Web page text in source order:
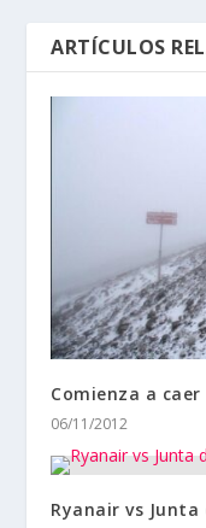
ARTÍCULOS
Comienza a
06/11/2012
Ryanair vs Junta